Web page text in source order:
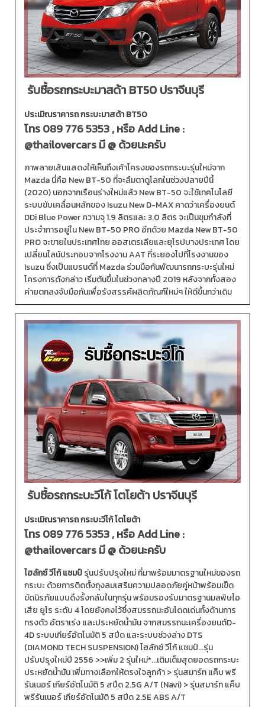
รับซื้อรถกระบะมาสด้า BT50 ปราจีนบุรี
ประเมิณราคารถ กระบะมาสด้า BT50
โทร089 776 5353, หรือ Add Line :
@thailovercarsมี @ ด้วยนะครับ
ภาพลายเส้นแสดงให้เห็นถึงเค้าโครงของรถกระบะรุ่นใหม่จาก
Mazda นี่คือ New BT-50 ที่จะลืมตาดูโลกในช่วงปลายปีนี้
(2020) นอกจากเรือนร่างใหม่แล้ว New BT-50 จะใช้เทคโนโลยี
ระบบขับเคลื่อนหลักของ Isuzu New D-MAX คาดว่าเครื่องยนต์
DDi Blue Power ความจุ 1.9 ลิตรและ 3.0 ลิตร จะเป็นขุมกำลังที่
ประจำการอยู่ใน New BT-50 PRO อีกด้วย Mazda New BT-50
PRO จะขายในประเทศไทย ออสเตรเลียและยุโรปบางประเทศ โดย
เปลี่ยนไลน์ประกอบจากโรงงาน AAT ที่ระยองไปที่โรงงานของ
Isuzu ซึ่งเป็นแบรนด์ที่ Mazda ร่วมมือกันพัฒนารถกระบะรุ่นใหม่
โครงการดังกล่าว เริ่มต้นขึ้นในช่วงกลางปี 2019 หลังจากทั้งสอง
ค่ายตกลงจับมือกันเพื่อรังสรรค์ผลิตภัณฑ์ใหม่ๆ ให้ดีขึ้นกว่าเดิม
รับซื้อรถกระบะวีโก้ โตโยต้า ปราจีนบุรี
ประเมิณราคารถ กระบะวีโก้ โตโยต้า
โทร089 776 5353, หรือ Add Line :
@thailovercarsมี @ ด้วยนะครับ
ไฮลักซ์ วีโก้ แชมป์รุ่นปรับปรุงใหม่ ที่มาพร้อมมาตรฐานใหม่ของรถ
กระบะ ด้วยการติดตั้งถุงลมเสริมความปลอดภัยคู่หน้าพร้อมเข็ด
ขัดนิรภัยแบบดึงรั้งกลับในทุกรุ่น พร้อมรองรับมาตรฐานมลพิษไอ
เสีย ยูโร ระดับ 4 โดยยังคงไว้ซึ่งสมรรถนะอันโดดเด่นทั้งด้านการ
ทรงตัว อัตราเร่ง และประหยัดน้ำมัน จากสมรรถนะเครื่องยนต์D-
4D ระบบเกียร์อัตโนมัติ 5 สปีด และระบบช่วงล่าง DTS
(DIAMOND TECH SUSPENSION) ไฮลักซ์ วีโก้ แชมป์...รุ่น
ปรับปรุงใหม่ปี 2556 >>เพิ่ม 2 รุ่นใหม่*...เติมเต็มสุดยอดรถกระบะ
ประหยัดน้ำมัน เพิ่มทางเลือกให้ตรงใจลูกค้า > รุ่นสมาร์ท แค็บ พรี
รันเนอร์ เกียร์อัตโนมัติ 5 สปีด 2.5G A/T (Navi) > รุ่นสมาร์ท แค็บ
พรีรันเนอร์ เกียร์อัตโนมัติ 5 สปีด 2.5E ABS A/T